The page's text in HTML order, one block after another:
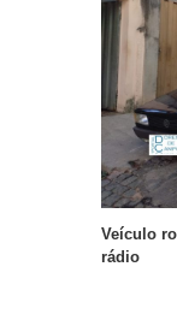
Veículo
rádio